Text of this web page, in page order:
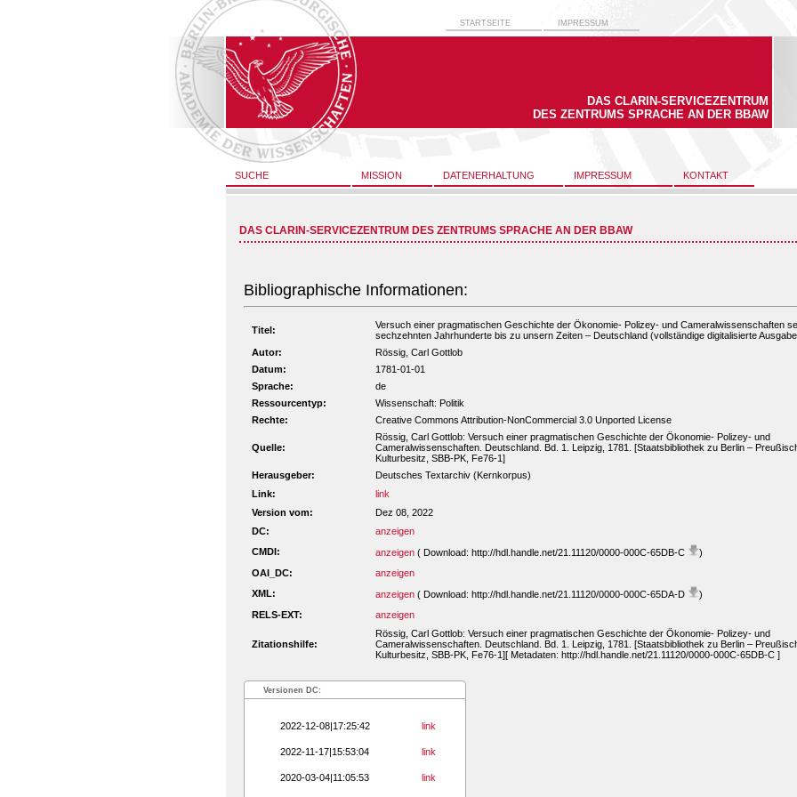
STARTSEITE IMPRESSUM
DAS CLARIN-SERVICEZENTRUM
DES ZENTRUMS SPRACHE AN DER BBAW
SUCHE MISSION DATENERHALTUNG IMPRESSUM KONTAKT
DAS CLARIN-SERVICEZENTRUM DES ZENTRUMS SPRACHE AN DER BBAW
Bibliographische Informationen:
Titel:
Versuch einer pragmatischen Geschichte der Ökonomie- Polizey- und Cameralwissenschaften
sechzehnten Jahrhunderte bis zu unsern Zeiten – Deutschland (vollständige digitalisierte
Autor:
Rössig, Carl Gottlob
Datum:
1781-01-01
Sprache:
de
Ressourcentyp:
Wissenschaft: Politik
Rechte:
Creative Commons Attribution-NonCommercial 3.0 Unported License
Quelle:
Rössig, Carl Gottlob: Versuch einer pragmatischen Geschichte der Ökonomie- Polizey- und
Cameralwissenschaften. Deutschland. Bd. 1. Leipzig, 1781. [Staatsbibliothek zu Berlin –
Kulturbesitz, SBB-PK, Fe76-1]
Herausgeber:
Deutsches Textarchiv (Kernkorpus)
Link:
link
Version vom:
Dez 08, 2022
DC:
anzeigen
CMDI:
anzeigen ( Download: http://hdl.handle.net/21.11120/0000-000C-65DB-C
)
OAI_DC:
anzeigen
XML:
anzeigen ( Download: http://hdl.handle.net/21.11120/0000-000C-65DA-D
)
RELS-EXT:
anzeigen
Zitationshilfe:
Rössig, Carl Gottlob: Versuch einer pragmatischen Geschichte der Ökonomie- Polizey- und
Cameralwissenschaften. Deutschland. Bd. 1. Leipzig, 1781. [Staatsbibliothek zu Berlin –
Kulturbesitz, SBB-PK, Fe76-1][ Metadaten: http://hdl.handle.net/21.11120/0000-000C-65DB-C ]
Versionen DC:
2022-12-08|17:25:42 link
2022-11-17|15:53:04 link
2020-03-04|11:05:53 link